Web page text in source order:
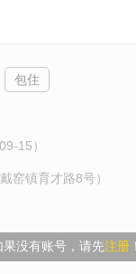
包住
15）
窑镇育才路8号）
没有账号，请先注册